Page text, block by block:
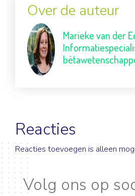
Over de auteur
Marieke van der
Reacties
Reacties toevoegen is alleen
Volg ons op